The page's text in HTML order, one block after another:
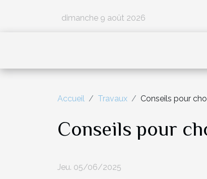
dimanche 9 août 2026
Accueil Travaux Conseils pour
Conseils pour
Jeu. 05/06/2025